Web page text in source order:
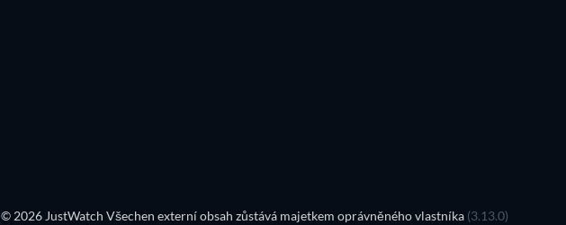
© 2026 JustWatch Všechen externí obsah zůstává majetkem oprávněného vlastníka (3.13.0)